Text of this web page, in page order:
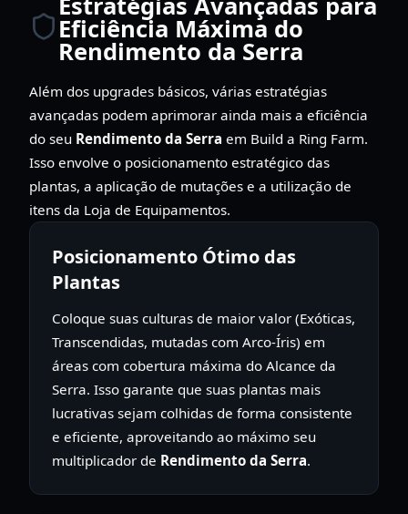
Eficiência Máxima do
Rendimento da Serra
Além dos upgrades básicos, várias estratégias
avançadas podem aprimorar ainda mais a eficiência
do seu Rendimento da Serra em Build a Ring Farm.
Isso envolve o posicionamento estratégico das
plantas, a aplicação de mutações e a utilização de
itens da Loja de Equipamentos.
Posicionamento Ótimo das
Plantas
Coloque suas culturas de maior valor (Exóticas,
Transcendidas, mutadas com Arco-Íris) em
áreas com cobertura máxima do Alcance da
Serra. Isso garante que suas plantas mais
lucrativas sejam colhidas de forma consistente
e eficiente, aproveitando ao máximo seu
multiplicador de Rendimento da Serra.